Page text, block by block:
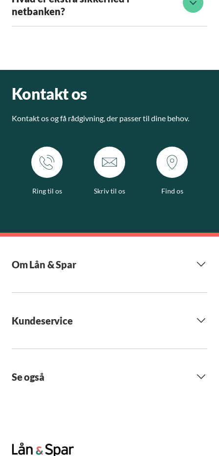
netbanken?
Kontakt os
Kontakt os og få rådgivning, der passer til dine behov.
Ring til os Skriv til os Find os
Om Lån & Spar
Kundeservice
Se også